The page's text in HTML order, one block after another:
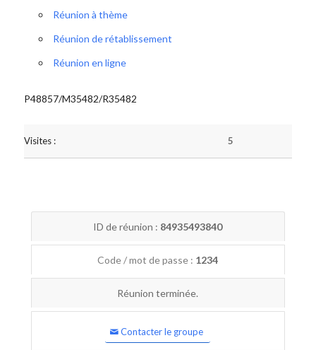
Réunion à thème
Réunion de rétablissement
Réunion en ligne
P48857/M35482/R35482
Visites : 5
ID de réunion : 84935493840
Code / mot de passe : 1234
Réunion terminée.
Contacter le groupe